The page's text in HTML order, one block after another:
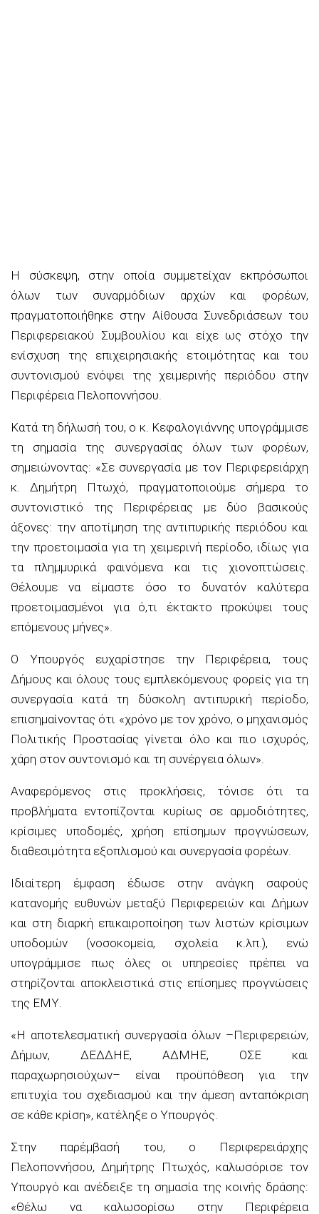
Η σύσκεψη, στην οποία συμμετείχαν εκπρόσωποι
όλων των συναρμόδιων αρχών και φορέων,
πραγματοποιήθηκε στην Αίθουσα Συνεδριάσεων του
Περιφερειακού Συμβουλίου και είχε ως στόχο την
ενίσχυση της επιχειρησιακής ετοιμότητας και του
συντονισμού ενόψει της χειμερινής περιόδου στην
Περιφέρεια Πελοποννήσου.
Κατά τη δήλωσή του, ο κ. Κεφαλογιάννης υπογράμμισε
τη σημασία της συνεργασίας όλων των φορέων,
σημειώνοντας: «Σε συνεργασία με τον Περιφερειάρχη
κ. Δημήτρη Πτωχό, πραγματοποιούμε σήμερα το
συντονιστικό της Περιφέρειας με δύο βασικούς
άξονες: την αποτίμηση της αντιπυρικής περιόδου και
την προετοιμασία για τη χειμερινή περίοδο, ιδίως για
τα πλημμυρικά φαινόμενα και τις χιονοπτώσεις.
Θέλουμε να είμαστε όσο το δυνατόν καλύτερα
προετοιμασμένοι για ό,τι έκτακτο προκύψει τους
επόμενους μήνες».
Ο Υπουργός ευχαρίστησε την Περιφέρεια, τους
Δήμους και όλους τους εμπλεκόμενους φορείς για τη
συνεργασία κατά τη δύσκολη αντιπυρική περίοδο,
επισημαίνοντας ότι «χρόνο με τον χρόνο, ο μηχανισμός
Πολιτικής Προστασίας γίνεται όλο και πιο ισχυρός,
χάρη στον συντονισμό και τη συνέργεια όλων».
Αναφερόμενος στις προκλήσεις, τόνισε ότι τα
προβλήματα εντοπίζονται κυρίως σε αρμοδιότητες,
κρίσιμες υποδομές, χρήση επίσημων προγνώσεων,
διαθεσιμότητα εξοπλισμού και συνεργασία φορέων.
Ιδιαίτερη έμφαση έδωσε στην ανάγκη σαφούς
κατανομής ευθυνών μεταξύ Περιφερειών και Δήμων
και στη διαρκή επικαιροποίηση των λιστών κρίσιμων
υποδομών (νοσοκομεία, σχολεία κ.λπ.), ενώ
υπογράμμισε πως όλες οι υπηρεσίες πρέπει να
στηρίζονται αποκλειστικά στις επίσημες προγνώσεις
της ΕΜΥ.
«Η αποτελεσματική συνεργασία όλων –Περιφερειών,
Δήμων, ΔΕΔΔΗΕ, ΑΔΜΗΕ, ΟΣΕ και
παραχωρησιούχων– είναι προϋπόθεση για την
επιτυχία του σχεδιασμού και την άμεση ανταπόκριση
σε κάθε κρίση», κατέληξε ο Υπουργός.
Στην παρέμβασή του, ο Περιφερειάρχης
Πελοποννήσου, Δημήτρης Πτωχός, καλωσόρισε τον
Υπουργό και ανέδειξε τη σημασία της κοινής δράσης:
«Θέλω να καλωσορίσω στην Περιφέρεια